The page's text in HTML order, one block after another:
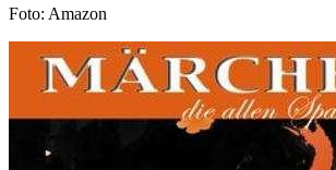
Foto: Amazon